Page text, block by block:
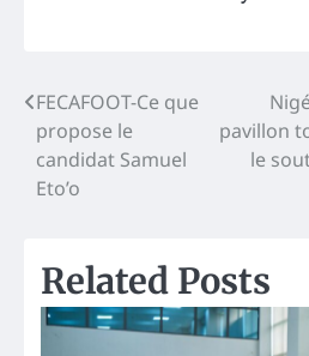
Post
navigation
FECAFOOT-Ce que
propose le
candidat Samuel
Eto’o
pavillon
le
Related Posts